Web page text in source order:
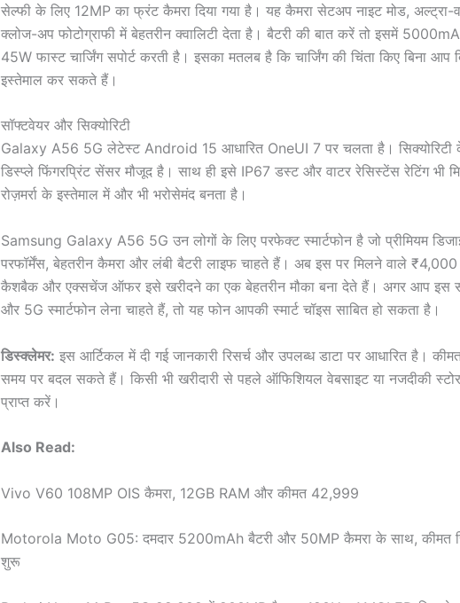
सेल्फी के लिए 12MP का फ्रंट कैमरा दिया गया है। यह कैमरा सेटअप नाइट मोड,
क्लोज-अप फोटोग्राफी में बेहतरीन क्वालिटी देता है। बैटरी की बात करें तो इसमें
45W फास्ट चार्जिंग सपोर्ट करती है। इसका मतलब है कि चार्जिंग की चिंता किए बिना आप
इस्तेमाल कर सकते हैं।
सॉफ्टवेयर और सिक्योरिटी
Galaxy A56 5G लेटेस्ट Android 15 आधारित OneUI 7 पर चलता है। सिक्योरिटी
डिस्प्ले फिंगरप्रिंट सेंसर मौजूद है। साथ ही इसे IP67 डस्ट और वाटर रेसिस्टेंस रेटिंग भी
रोज़मर्रा के इस्तेमाल में और भी भरोसेमंद बनता है।
Samsung Galaxy A56 5G उन लोगों के लिए परफेक्ट स्मार्टफोन है जो प्रीमियम
परफॉर्मेंस, बेहतरीन कैमरा और लंबी बैटरी लाइफ चाहते हैं। अब इस पर मिलने वाले
कैशबैक और एक्सचेंज ऑफर इसे खरीदने का एक बेहतरीन मौका बना देते हैं। अगर आप इस
और 5G स्मार्टफोन लेना चाहते हैं, तो यह फोन आपकी स्मार्ट चॉइस साबित हो सकता है।
डिस्क्लेमर: इस आर्टिकल में दी गई जानकारी रिसर्च और उपलब्ध डाटा पर आधारित है।
समय पर बदल सकते हैं। किसी भी खरीदारी से पहले ऑफिशियल वेबसाइट या नजदीकी
प्राप्त करें।
Also Read:
Vivo V60 108MP OIS कैमरा, 12GB RAM और कीमत 42,999
Motorola Moto G05: दमदार 5200mAh बैटरी और 50MP कैमरा के साथ, कीमत
शुरू